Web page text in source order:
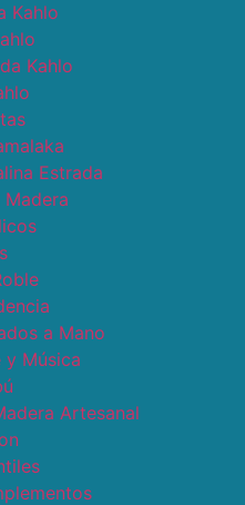
Kahlo
Kahlo
Estrada
Madera
a Mano
Música
Artesanal